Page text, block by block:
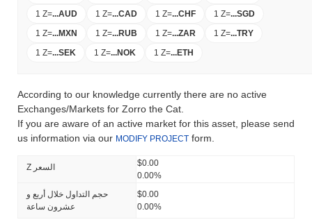
1 Z=...AUD 1 Z=...CAD 1 Z=...CHF 1 Z=...SGD
1 Z=...MXN 1 Z=...RUB 1 Z=...ZAR 1 Z=...TRY
1 Z=...SEK 1 Z=...NOK 1 Z=...ETH
According to our knowledge currently there are no active
Exchanges/Markets for Zorro the Cat.
If you are aware of an active market for this asset, please send
us information via our MODIFY PROJECT form.
Z السعر
$0.00
0.00%
حجم التداول خلال أربع و
عشرون ساعة
$0.00
0.00%